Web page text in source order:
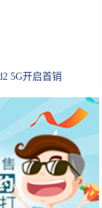
5G开启首销